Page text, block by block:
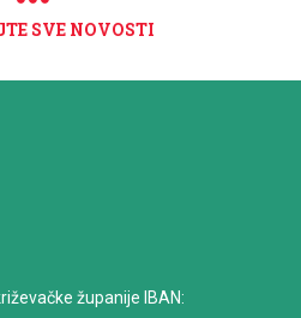
SVE NOVOSTI
županije IBAN: